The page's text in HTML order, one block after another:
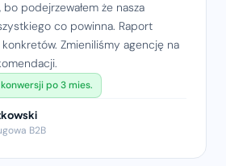
bo podejrzewałem że nasza
co powinna. Raport
konkretów. Zmieniliśmy agencję na
po 3 mies.
B2B